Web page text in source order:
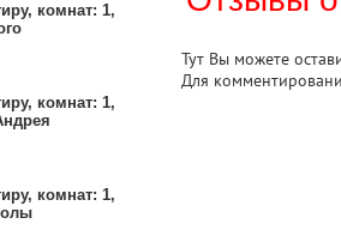
комнат: 1,
комнат: 1,
комнат: 1,
Тут Вы можете
Для